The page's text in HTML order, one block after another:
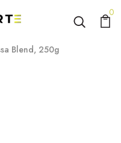
0
Blend, 250g